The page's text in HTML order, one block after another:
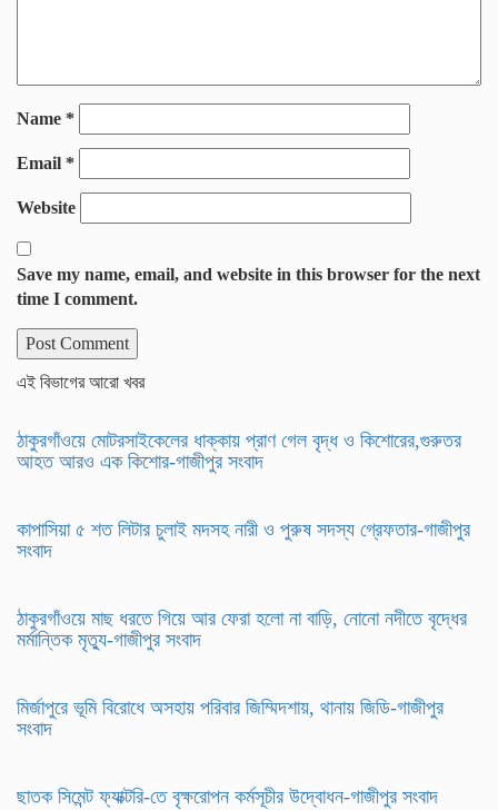
Name *
Email *
Website
Save my name, email, and website in this browser for the next
time I comment.
এই বিভাগের আরো খবর
ঠাকুরগাঁওয়ে মোটরসাইকেলের ধাক্কায় প্রাণ গেল বৃদ্ধ ও কিশোরের,গুরুতর
আহত আরও এক কিশোর-গাজীপুর সংবাদ
কাপাসিয়া ৫ শত লিটার চুলাই মদসহ নারী ও পুরুষ সদস্য গ্রেফতার-গাজীপুর
সংবাদ
ঠাকুরগাঁওয়ে মাছ ধরতে গিয়ে আর ফেরা হলো না বাড়ি, নোনো নদীতে বৃদ্ধের
মর্মান্তিক মৃত্যু-গাজীপুর সংবাদ
মির্জাপুরে ভূমি বিরোধে অসহায় পরিবার জিম্মিদশায়, থানায় জিডি-গাজীপুর
সংবাদ
ছাতক সিমেন্ট ফ্যাক্টরি-তে বৃক্ষরোপন কর্মসূচীর উদ্বোধন-গাজীপুর সংবাদ